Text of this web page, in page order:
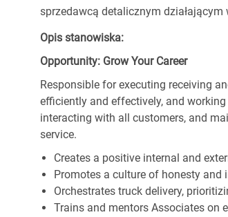
sprzedawcą detalicznym
Opis stanowiska:
Opportunity: Grow Your Career
Responsible for executing receiving
efficiently and effectively, and
interacting with all customers, and
service.
Creates a positive internal and
Promotes a culture of honesty
Orchestrates truck delivery,
Trains and mentors Associates on